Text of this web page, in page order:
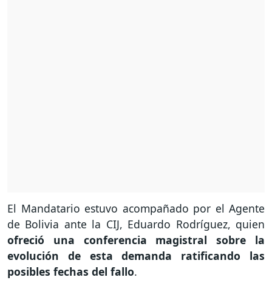
El Mandatario estuvo acompañado por el Agente
de Bolivia ante la CIJ, Eduardo Rodríguez, quien
ofreció una conferencia magistral sobre la
evolución de esta demanda ratificando las
posibles fechas del fallo.